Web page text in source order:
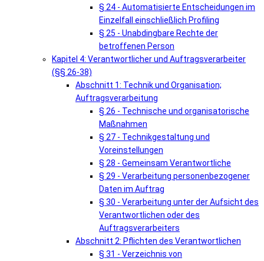
§ 24 - Automatisierte Entscheidungen im
Einzelfall einschließlich Profiling
§ 25 - Unabdingbare Rechte der
betroffenen Person
Kapitel 4: Verantwortlicher und Auftragsverarbeiter
(§§ 26-38)
Abschnitt 1: Technik und Organisation;
Auftragsverarbeitung
§ 26 - Technische und organisatorische
Maßnahmen
§ 27 - Technikgestaltung und
Voreinstellungen
§ 28 - Gemeinsam Verantwortliche
§ 29 - Verarbeitung personenbezogener
Daten im Auftrag
§ 30 - Verarbeitung unter der Aufsicht des
Verantwortlichen oder des
Auftragsverarbeiters
Abschnitt 2: Pflichten des Verantwortlichen
§ 31 - Verzeichnis von